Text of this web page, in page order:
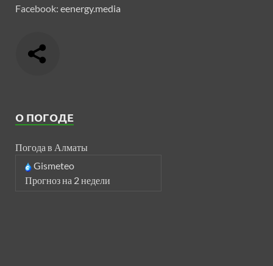
Facebook: eenergy.media
О ПОГОДЕ
Погода в Алматы
Gismeteo
Прогноз на 2 недели